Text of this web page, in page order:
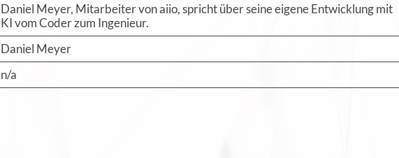
Daniel Meyer, Mitarbeiter von aiio, spricht über seine eigene Entwicklung mit
KI vom Coder zum Ingenieur.
Daniel Meyer
n/a